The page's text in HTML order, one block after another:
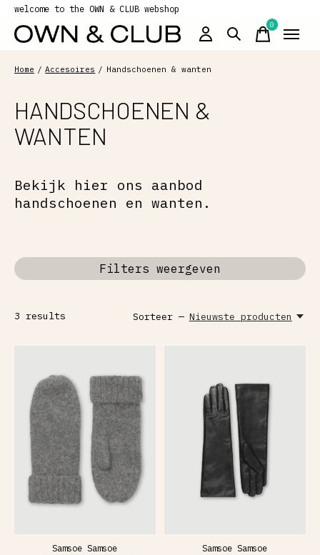
welcome to the OWN & CLUB webshop
0items
Home / Accesoires / Handschoenen & wanten
HANDSCHOENEN &
WANTEN
Bekijk hier ons aanbod
handschoenen en wanten.
Filters weergeven
3 results Sorteer — Nieuwste producten
Samsoe Samsoe Samsoe Samsoe